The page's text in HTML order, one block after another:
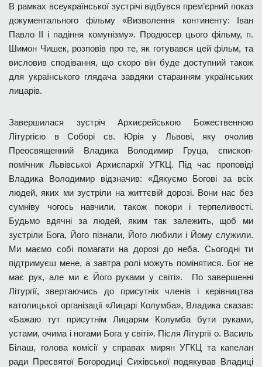
В рамках всеукраїнської зустрічі відбувся прем’єрний показ
документального фільму «Визволення континенту: Іван
Павло ІІ і падіння комунізму». Продюсер цього фільму, п.
Шимон Чишек, розповів про те, як готувався цей фільм, та
висловив сподівання, що скоро він буде доступний також
для українського глядача завдяки старанням українських
лицарів.
Завершилася зустріч Архиєрейською Божественною
Літургією в Соборі св. Юрія у Львові, яку очолив
Преосвященний Владика Володимир Груца, єпископ-
помічник Львівської Архиєпархії УГКЦ. Під час проповіді
Владика Володимир відзначив: «Дякуємо Богові за всіх
людей, яких ми зустріли на життєвій дорозі. Вони нас без
сумніву чогось навчили, також покори і терпеливості.
Будьмо вдячні за людей, яким так залежить, щоб ми
зустріли Бога, Його пізнали, Його любили і Йому служили.
Ми маємо собі помагати на дорозі до неба. Сьогодні ти
підтримуєш мене, а завтра ролі можуть помінятися. Бог не
має рук, але ми є Його руками у світі». По завершенні
Літургії, звертаючись до присутніх членів і керівництва
католицької організації «Лицарі Колумба», Владика сказав:
«Бажаю тут присутнім Лицарям Колумба бути руками,
устами, очима і ногами Бога у світі». Після Літургії о. Василь
Білаш, голова комісії у справах мирян УГКЦ та капелан
ради Пресвятої Богородиці Сихівської подякував Владиці